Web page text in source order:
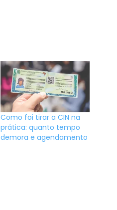
Como foi tirar a CIN na
prática: quanto tempo
demora e agendamento